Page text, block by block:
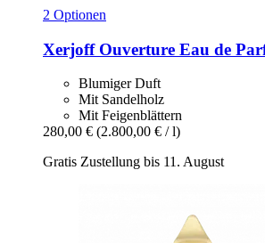
2 Optionen
XerjoffOuverture Eau de
Blumiger Duft
Mit Sandelholz
Mit Feigenblättern
280,00 € (2.800,00 € / l)
Gratis Zustellung bis 11. August